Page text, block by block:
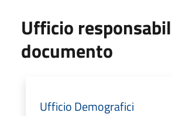
Ufficio
documento
Ufficio Demografici